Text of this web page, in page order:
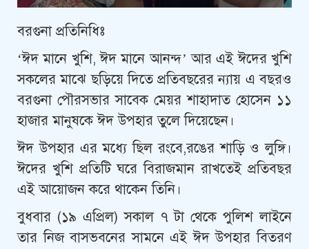
বরগুনা প্রতিনিধিঃ
‘ঈদ মানে খুশি, ঈদ মানে আনন্দ’ আর এই ঈদের খুশি
সকলের মাঝে ছড়িয়ে দিতে প্রতিবছরের ন্যায় এ বছরও
বরগুনা পৌরসভার সাবেক মেয়র শাহাদাত হোসেন ১১
হাজার মানুষকে ঈদ উপহার তুলে দিয়েছেন।
ঈদ উপহার এর মধ্যে ছিল রংবে,রঙের শাড়ি ও লুঙ্গি।
ঈদের খুশি প্রতিটি ঘরে বিরাজমান রাখতেই প্রতিবছর
এই আয়োজন করে থাকেন তিনি।
বুধবার (১৯ এপ্রিল) সকাল ৭ টা থেকে পুলিশ লাইনে
তার নিজ বাসভবনের সামনে এই ঈদ উপহার বিতরণ